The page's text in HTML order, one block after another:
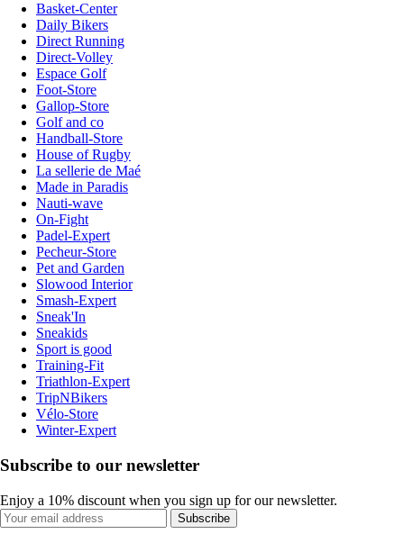
Basket-Center
Daily Bikers
Direct Running
Direct-Volley
Espace Golf
Foot-Store
Gallop-Store
Golf and co
Handball-Store
House of Rugby
La sellerie de Maé
Made in Paradis
Nauti-wave
On-Fight
Padel-Expert
Pecheur-Store
Pet and Garden
Slowood Interior
Smash-Expert
Sneak'In
Sneakids
Sport is good
Training-Fit
Triathlon-Expert
TripNBikers
Vélo-Store
Winter-Expert
Subscribe to our newsletter
Enjoy a 10% discount when you sign up for our newsletter.
Subscribe